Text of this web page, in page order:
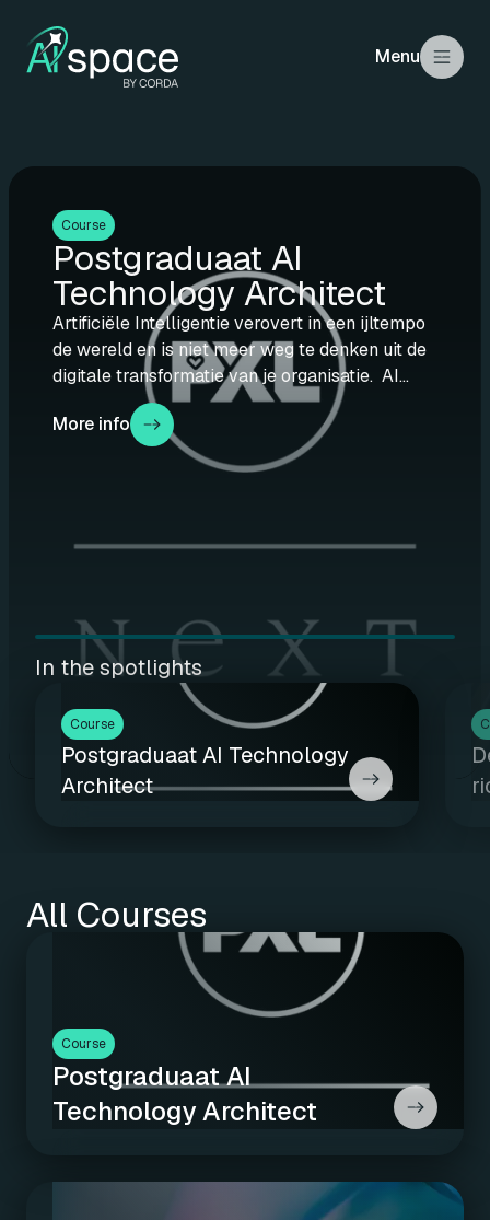
Menu
Course
Postgraduaat AI
Technology Architect
Artificiële Intelligentie verovert in een ijltempo
de wereld en is niet meer weg te denken uit de
digitale transformatie van je organisatie. AI...
More info
In the spotlights
Course
Postgraduaat AI Technology
Architect
All Courses
Course
Postgraduaat AI
Technology Architect